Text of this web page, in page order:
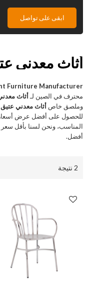
ابقى على تواصل
أثاث معدني
Furniture Manufacturer
محترف في الصين لـأثاث
وملصق خاصأثاث معدني عتيق
للحصول على أفضل عرض
المناسب، ونحن لسنا بأقل
أفضل.
2 نتيجة